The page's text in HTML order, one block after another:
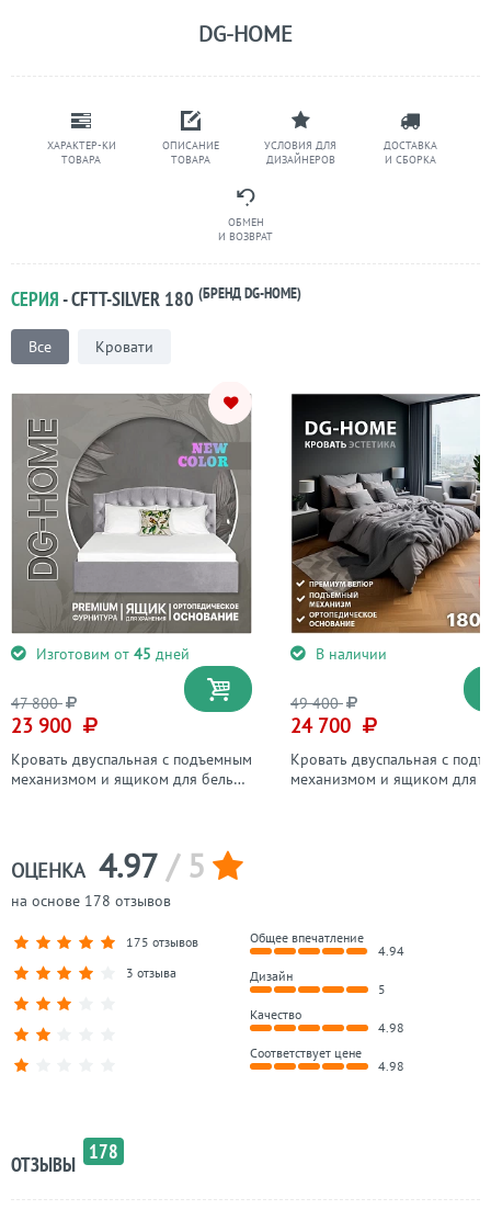
ХАРАКТЕР-КИ
ТОВАРА
ОПИСАНИЕ
ТОВАРА
УСЛОВИЯ ДЛЯ
ДИЗАЙНЕРОВ
ДОСТАВКА
И СБОРКА
ОБМЕН
И ВОЗВРАТ
DG-HOME
СЕРИЯ- CFTT-SILVER 180 (БРЕНД DG-HOME)
Все Кровати
Изготовим от 45 дней
47 800
23 900
Кровать двуспальная с подъемным
механизмом и ящиком для белья
В наличии
49 400
24 700
Кровать двуспальная с
механизмом и ящиком для
ОЦЕНКА 4.97 / 5
на основе 178 отзывов
175 отзывов
3 отзыва
Общее впечатление
4.94
Дизайн
5
Качество
4.98
Соответствует цене
4.98
ОТЗЫВЫ
178